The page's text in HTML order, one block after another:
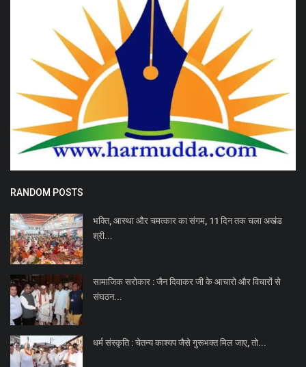
RANDOM POSTS
भक्ति, आस्था और चमत्कार का संगम, 11 दिन तक चला अखंड
श्री...
सामाजिक सरोकार : जैन दिवाकर जी के आचारो और विचारों से
संघठन...
धर्म संस्कृति : चेतन्य काश्यप जैसे गुरूभक्त मिल जाए, तो...